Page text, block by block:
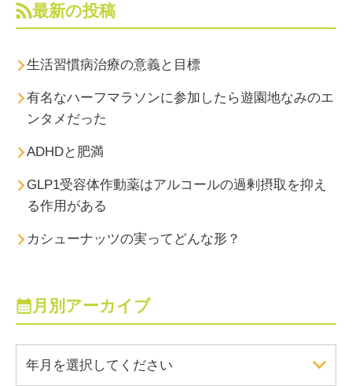
最新の投稿
生活習慣病治療の意義と目標
有名なハーフマラソンに参加したら遊園地なみのエ
ンタメだった
ADHDと肥満
GLP1受容体作動薬はアルコールの過剰摂取を抑え
る作用がある
カシューナッツの実ってどんな形？
月別アーカイブ
年月を選択してください